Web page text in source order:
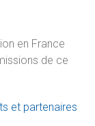
en France
de ce
et partenaires